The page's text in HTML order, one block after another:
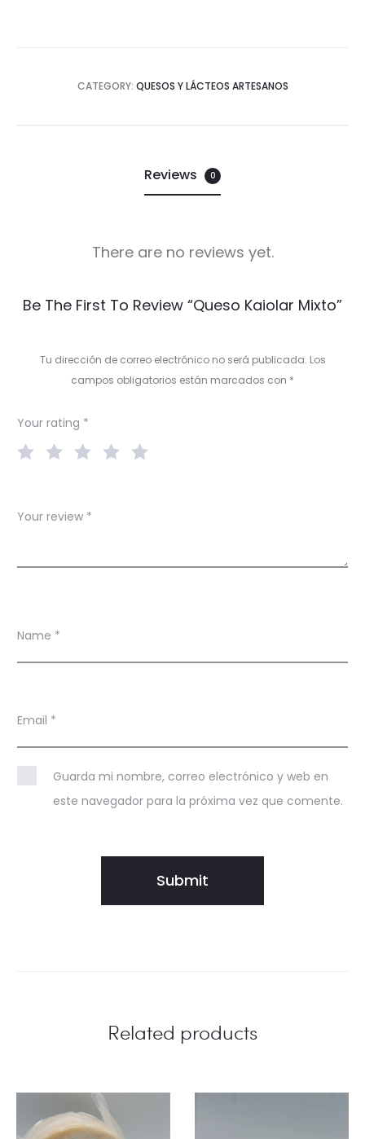
CATEGORY: QUESOS Y LÁCTEOS ARTESANOS
Reviews 0
R
e
e
w
s
There are no reviews yet.
Be The First To Review “Queso Kaiolar Mixto”
Tu dirección de correo electrónico no será publicada. Los
campos obligatorios están marcados con *
Your rating *
Your review *
Name *
Email *
Guarda mi nombre, correo electrónico y web en
este navegador para la próxima vez que comente.
Related products